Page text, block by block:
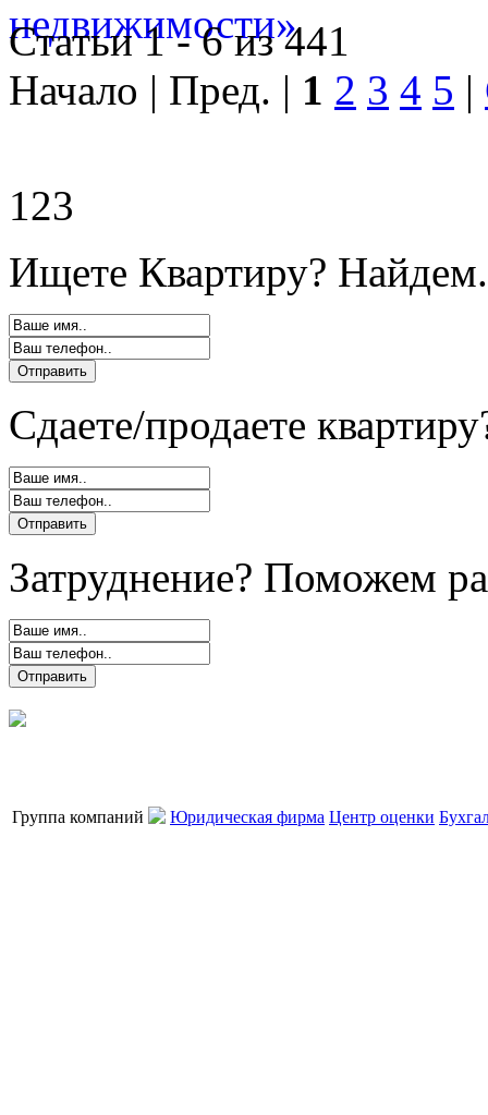
Статьи 1 - 6 из 441
Начало | Пред. | 1 2 3 4 5 |
123
Ищете Квартиру?
Сдаете/продаете
Затруднение? Поможем
Группа компаний Юридическая фирма Центр оценки